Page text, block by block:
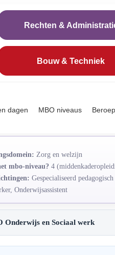
Rechten &
Bouw & Techniek
dagen MBO niveaus
Zorg en welzijn
mbo-niveau? 4
Gespecialiseerd pedagogisch
Onderwijsassistent
Onderwijs en Sociaal werk